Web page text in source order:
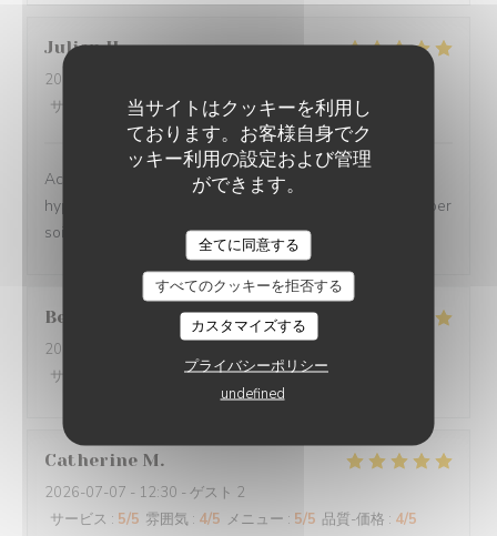
当サイトはクッキーを利用し
ております。お客様自身でク
ッキー利用の設定および管理
ができます。
全てに同意する
すべてのクッキーを拒否する
カスタマイズする
プライバシーポリシー
undefined
Julien H
2026-07-22
サービス
/5 雰囲気 : 5/5 メニュー:5/5 品質-価格
Accueil au top (Mélanie gagne à être connue !), plats
hyper raffinés et prix à la hauteur de la qualité. Une super
soirée !
Bertrand
2026-07-11
サービス
雰囲気:5/5 メニュー:5/5 品質-価格
Catherine M
2026-07-07 - 12:30 - ゲスト 2
サービス : 5/5 雰囲気 : 4/5 メニュー : 5/5 品質-価格 : 4/5
CHEZ MARTHE